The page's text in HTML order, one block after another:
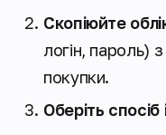
Скопіюйте
логін, пароль)
покупки.
Оберіть спосіб